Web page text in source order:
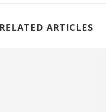
RELATED ARTICLES